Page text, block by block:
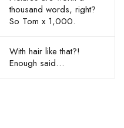
thousand words, right?
So Tom x 1,000.
With hair like that?!
Enough said…